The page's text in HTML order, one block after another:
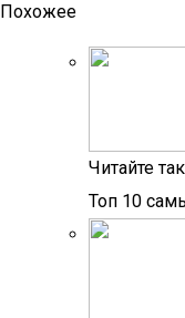
Похожее
Читайте
Топ 10